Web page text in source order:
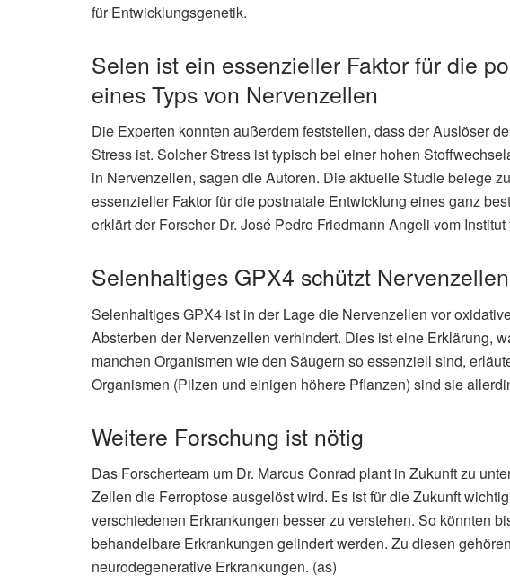
für Entwicklungsgenetik.
Selen ist ein essenzieller Faktor für die
eines Typs von Nervenzellen
Die Experten konnten außerdem feststellen, dass der Auslöser
Stress ist. Solcher Stress ist typisch bei einer hohen
in Nervenzellen, sagen die Autoren. Die aktuelle Studie belege
essenzieller Faktor für die postnatale Entwicklung eines ganz
erklärt der Forscher Dr. José Pedro Friedmann Angeli vom
Selenhaltiges GPX4 schützt
Selenhaltiges GPX4 ist in der Lage die Nervenzellen vor
Absterben der Nervenzellen verhindert. Dies ist eine Erklärung,
manchen Organismen wie den Säugern so essenziell sind,
Organismen (Pilzen und einigen höhere Pflanzen) sind sie
Weitere Forschung ist nötig
Das Forscherteam um Dr. Marcus Conrad plant in Zukunft zu
Zellen die Ferroptose ausgelöst wird. Es ist für die Zukunft
verschiedenen Erkrankungen besser zu verstehen. So könnten
behandelbare Erkrankungen gelindert werden. Zu diesen
neurodegenerative Erkrankungen. (as)